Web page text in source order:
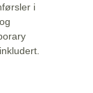
i